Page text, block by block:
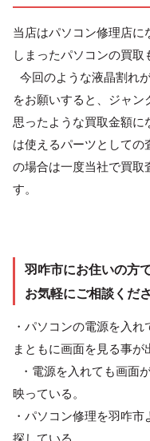
当店はパソコン修理店に
しまったパソコンの買取
今回のような液晶割れ
をお願いすると、ジャン
思ったような買取金額
は使えるパーツとして
の場合は一度当社で買取
す。
羽咋市にお住いの方
お気軽にご相談くだ
・パソコンの電源を入
まともに画面を見る事が
・電源を入れても画面
映っている。
・パソコン修理を羽咋